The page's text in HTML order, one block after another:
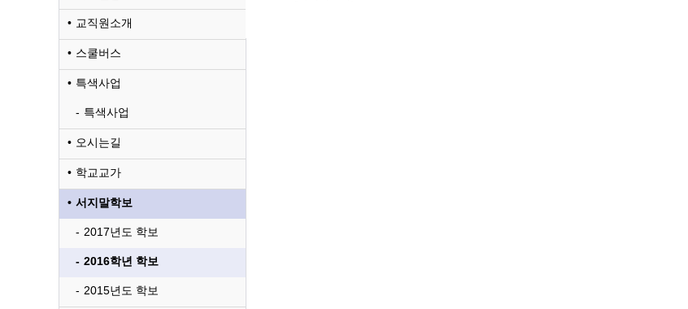
교직원소개
스쿨버스
특색사업
특색사업
오시는길
학교교가
서지말학보
2017년도 학보
2016학년 학보
2015년도 학보